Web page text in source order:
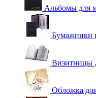
Альбомы для
Бумажники
Визитницы
Обложка